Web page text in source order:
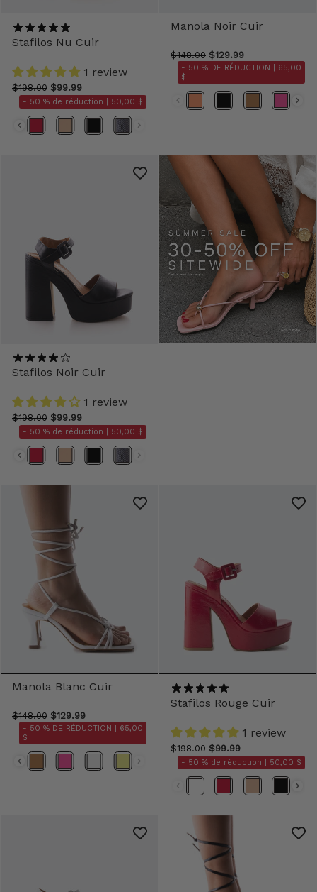
Stafilos Nu Cuir
1 review
$198.00 $99.99
- 50 % de réduction | 50,00 $
Couleurs
Manola Noir Cuir
$148.00 $129.99
- 50 % DE RÉDUCTION |
65,00
$
Couleurs
Stafilos Noir Cuir
1 review
$198.00 $99.99
- 50 % de réduction | 50,00 $
Couleurs
Manola Blanc Cuir
$148.00 $129.99
- 50 % DE RÉDUCTION |
65,00
$
Couleurs
Stafilos Rouge Cuir
1 review
$198.00 $99.99
- 50 % de réduction | 50,00 $
Couleurs